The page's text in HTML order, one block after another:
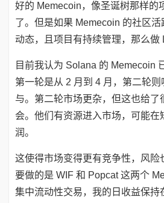
好的 Memecoin，像圣诞树那样的
了。但是如果 Memecoin 的社区
动态，且项目有持续管理，那么做
目前我认为 Solana 的 Memecoin
第一轮是从 2 月到 4 月，第二轮
与。第二轮市场更杂，但这也给了
会。他们有资源进入市场，可能在
润。
这使得市场变得更有竞争性，风险
要做的是 WIF 和 Popcat 这两个
集中流动性交易，我的日收益保持